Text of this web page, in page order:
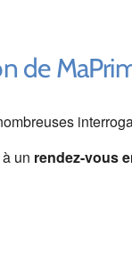
de
un rendez-vous